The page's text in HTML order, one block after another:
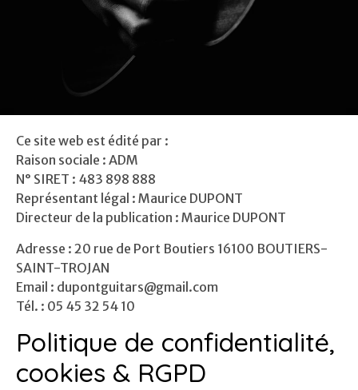
Ce site web est édité par :
Raison sociale : ADM
N° SIRET : 483 898 888
Représentant légal : Maurice DUPONT
Directeur de la publication : Maurice DUPONT
Adresse : 20 rue de Port Boutiers 16100 BOUTIERS-
SAINT-TROJAN
Email : dupontguitars@gmail.com
Tél. : 05 45 32 54 10
Politique de confidentialité,
cookies & RGPD